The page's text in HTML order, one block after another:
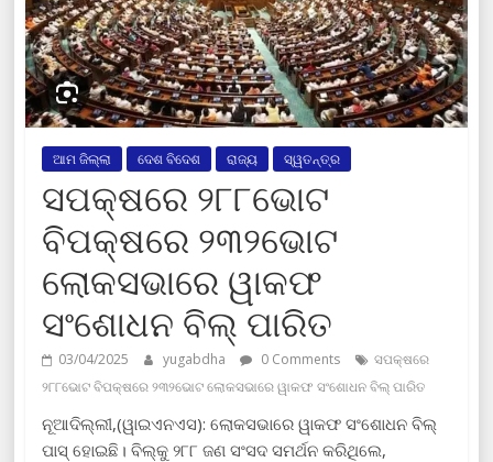
ଆମ ଜିଲ୍ଲା ଦେଶ ବିଦେଶ ରାଜ୍ୟ ସ୍ୱତନ୍ତ୍ର
ସପକ୍ଷରେ ୨୮୮ଭୋଟ
ବିପକ୍ଷରେ ୨୩୨ଭୋଟ
ଲୋକସଭାରେ ୱାକଫ
ସଂଶୋଧନ ବିଲ୍ ପାରିତ
03/04/2025 yugabdha 0 Comments
ସପକ୍ଷରେ
୨୮୮ଭୋଟ ବିପକ୍ଷରେ ୨୩୨ଭୋଟ ଲୋକସଭାରେ ୱାକଫ ସଂଶୋଧନ ବିଲ୍ ପାରିତ
ନୂଆଦିଲ୍ଲୀ,(ୱାଇଏନଏସ): ଲୋକସଭାରେ ୱାକଫ ସଂଶୋଧନ ବିଲ୍‌
ପାସ୍‌ ହୋଇଛି। ବିଲ୍‌କୁ ୨୮୮ ଜଣ ସଂସଦ ସମର୍ଥନ କରିଥିଲେ,